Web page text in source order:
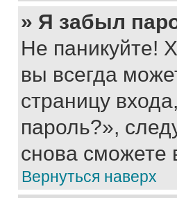
» Я забыл
Не паникуйте!
вы всегда
страницу
пароль?»,
снова сможете
Вернуться наверх